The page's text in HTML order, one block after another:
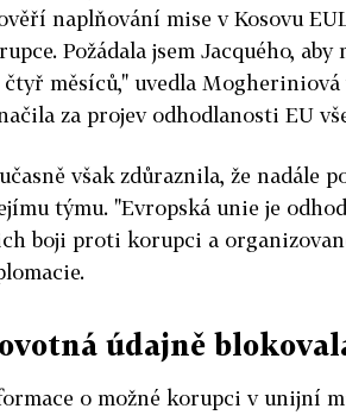
naplňování mise v Kosovu
Požádala jsem Jacquého,
čtyř měsíců," uvedla
za projev odhodlanosti EU
však zdůraznila, že nadále
týmu. "Evropská unie je
boji proti korupci a
údajně
o možné korupci v unijní